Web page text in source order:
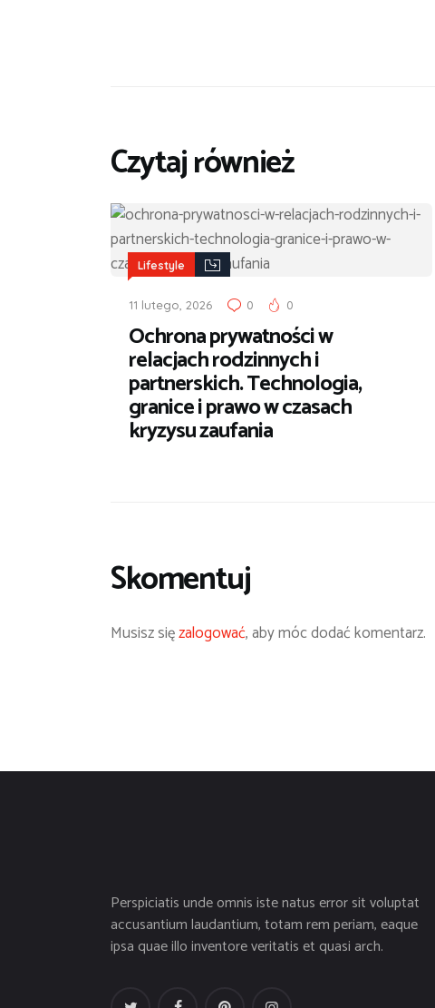
Czytaj również
Lifestyle
11 lutego, 2026 0 0
Ochrona prywatności w
relacjach rodzinnych i
partnerskich. Technologia,
granice i prawo w czasach
kryzysu zaufania
Skomentuj
Musisz sięzalogować, aby móc dodać komentarz.
Perspiciatis unde omnis iste natus error sit voluptat
accusantium laudantium, totam rem periam, eaque
ipsa quae illo inventore veritatis et quasi arch.